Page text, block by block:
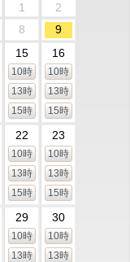
1
2
8
9
15
10時
13時
15時
16
10時
13時
15時
22
10時
13時
15時
23
10時
13時
15時
29
10時
13時
30
10時
13時